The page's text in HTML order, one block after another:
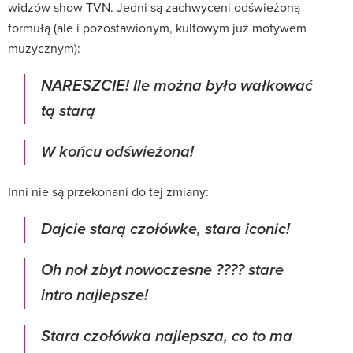
widzów show TVN. Jedni są zachwyceni odświeżoną
formułą (ale i pozostawionym, kultowym już motywem
muzycznym):
NARESZCIE! Ile można było wałkować
tą starą
W końcu odświeżona!
Inni nie są przekonani do tej zmiany:
Dajcie starą czołówke, stara iconic!
Oh noł zbyt nowoczesne ???? stare
intro najlepsze!
Stara czołówka najlepsza, co to ma